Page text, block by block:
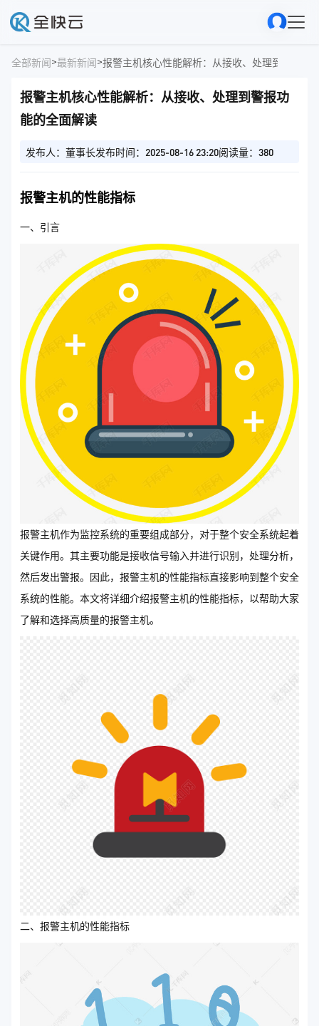
全部新闻>最新新闻>报警主机核心性能解析：从接收、处理到警报功
报警主机核心性能解析：从接收、处理到警报功
能的全面解读
发布人：董事长发布时间：2025-08-16 23:20阅读量：380
报警主机的性能指标
一、引言
报警主机作为监控系统的重要组成部分，对于整个安全系统起着
关键作用。其主要功能是接收信号输入并进行识别，处理分析，
然后发出警报。因此，报警主机的性能指标直接影响到整个安全
系统的性能。本文将详细介绍报警主机的性能指标，以帮助大家
了解和选择高质量的报警主机。
二、报警主机的性能指标